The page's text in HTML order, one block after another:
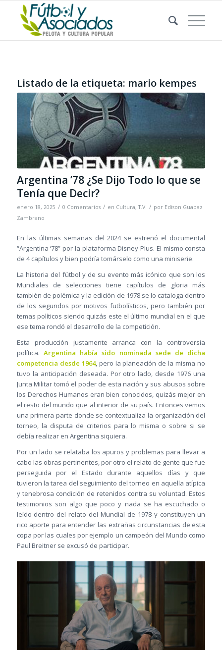
Listado de la etiqueta: mario kempes
Argentina ’78 ¿Se Dijo Todo lo que se
Tenía que Decir?
enero 18, 2025 / 0 Comentarios / en Cultura,T.V. / por Edison Guapaz
Zambrano
En las últimas semanas del 2024 se estrenó el documental
“Argentina ‘78” por la plataforma Disney Plus. El mismo consta
de 4 capítulos y bien podría tomárselo como una miniserie.
La historia del fútbol y de su evento más icónico que son los
Mundiales de selecciones tiene capítulos de gloria más
también de polémica y la edición de 1978 se lo cataloga dentro
de los segundos por motivos futbolísticos, pero también por
temas políticos siendo quizás este el último mundial en el que
ese tema rondó el desarrollo de la competición.
Esta producción justamente arranca con la controversia
política. Argentina había sido nominada sede de dicha
competencia desde 1964, pero la planeación de la misma no
tuvo la anticipación deseada. Por otro lado, desde 1976 una
Junta Militar tomó el poder de esta nación y sus abusos sobre
los Derechos Humanos eran bien conocidos, quizás mejor en
el resto del mundo que al interior de su país. Entonces vemos
una primera parte donde se contextualiza la organización del
torneo, la disputa de criterios para lo misma o sobre si se
debía realizar en Argentina siquiera.
Por un lado se relataba los apuros y problemas para llevar a
cabo las obras pertinentes, por otro el relato de gente que fue
perseguida por el Estado durante aquellos días y que
tuvieron la tarea del seguimiento del torneo en aquella atípica
y tenebrosa condición de retenidos contra su voluntad. Estos
testimonios son algo que poco y nada se ha escuchado o
leído dentro del relato del Mundial de 1978 y constituyen un
rico aporte para entender las extrañas circunstancias de esta
copa por las cuales por ejemplo un campeón del Mundo como
Paul Breitner se excusó de participar.